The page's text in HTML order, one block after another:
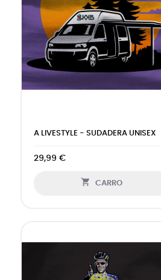
A LIVESTYLE - SUDADERA UNISEX
29,99 €
 CARRO